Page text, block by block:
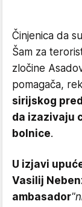
Činjenica da
Šam za
zločine
pomagača,
sirijskog
da izazivaju
bolnice.
U izjavi
Vasilij
ambasador